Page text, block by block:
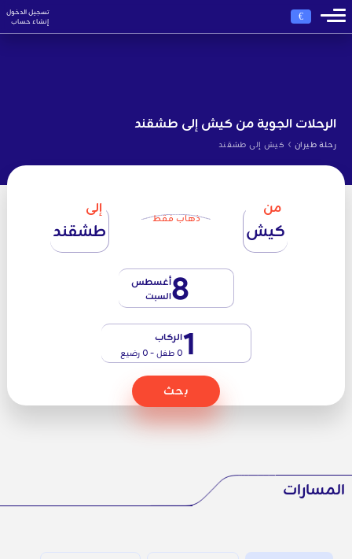
€
تسجيل الدخول
إنشاء حساب
الرحلات الجوية من كيش إلى طشقند
رحلة طيران › كيش إلى طشقند
من
كيش ذهاب فقط
إلى
طشقند
8أغسطس
السبت
1الركاب
0 طفل - 0 رضيع
بحث
المسارات